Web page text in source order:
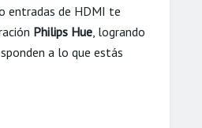
entradas de HDMI te
Philips Hue, logrando
a lo que estás